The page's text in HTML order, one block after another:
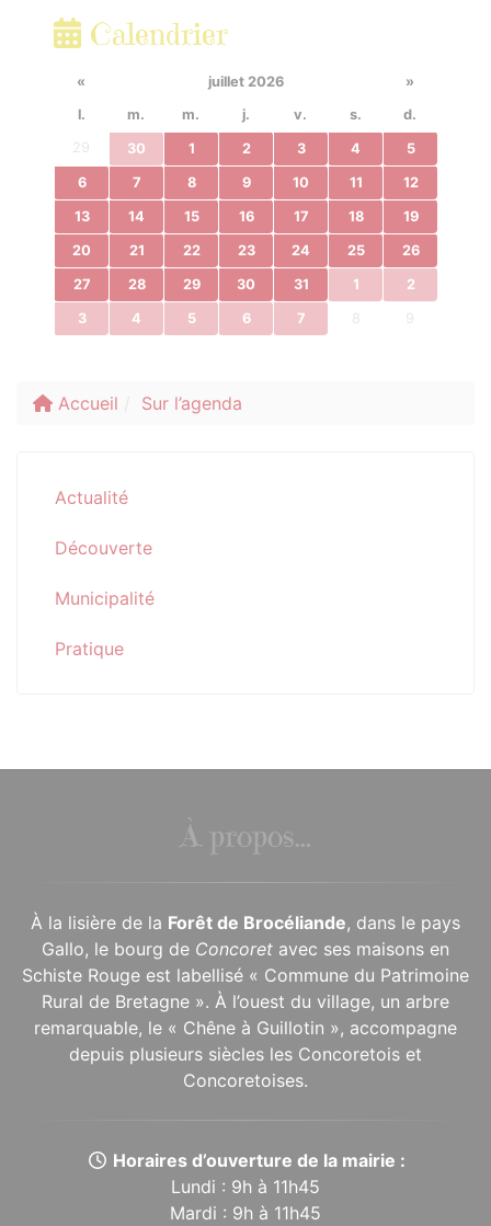
Calendrier
« juillet 2026
»
l.
m. m. j. v. s.
d.
29
30 1 2 3 4 5
6 7 8 9 10 11 12
13 14 15 16 17 18 19
20 21 22 23 24 25 26
27 28 29 30 31 1 2
3 4 5 6 7 8 9
Accueil Sur l’agenda
Actualité
Découverte
Municipalité
Pratique
À propos...
À la lisière de la Forêt de Brocéliande, dans le pays
Gallo, le bourg de Concoret avec ses maisons en
Schiste Rouge est labellisé « Commune du Patrimoine
Rural de Bretagne ». À l’ouest du village, un arbre
remarquable, le « Chêne à Guillotin », accompagne
depuis plusieurs siècles les Concoretois et
Concoretoises.
Horaires d’ouverture de la mairie :
Lundi : 9h à 11h45
Mardi : 9h à 11h45